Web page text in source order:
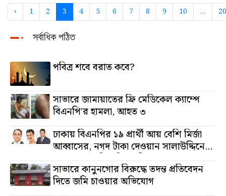
‹ 1 2 3 4 5 6 7 8 9 10 ...
সর্বাধিক পঠিত
পবিত্র শবে বরাত কবে?
সাভারে জামায়াতের ফ্রি মেডিকেল ক্যাম্পে
বিএনপি’র হামলা, আহত ৩
ঢাকায় বিএনপির ১৯ প্রার্থী আয় বেশি মির্জা
আব্বাসের, নগদ টাকা দেওয়ান সালাউদ্দিনের,
অস্থাবর সম্পত্তি তমিজউদ্দিনের
সাভারে কানুনগোর বিরুদ্ধে তদন্ত প্রতিবেদন
দিতে জমি চাওয়ার অভিযোগ